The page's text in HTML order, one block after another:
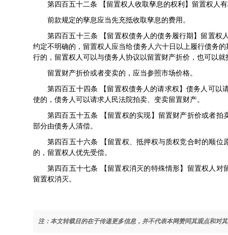
第四百五十二条 【留置权人收取孳息的权利】留置权人
前款规定的孳息应当先充抵收取孳息的费用。
第四百五十三条 【留置权债务人的债务履行期】留置权
约定不明确的，留置权人应当给债务人六十日以上履行债务
行的，留置权人可以与债务人协议以留置财产折价，也可以
留置财产折价或者变卖的，应当参照市场价格。
第四百五十四条 【留置权债务人的请求权】债务人可以
使的，债务人可以请求人民法院拍卖、变卖留置财产。
第四百五十五条 【留置权的实现】留置财产折价或者
部分由债务人清偿。
第四百五十六条 【留置权、抵押权与质权竞合时的顺
的，留置权人优先受偿。
第四百五十七条 【留置权消灭的特殊情形】留置权人
留置权消灭。
注：本文转载目的在于传递更多信息，并不代表本网赞同其观点和对